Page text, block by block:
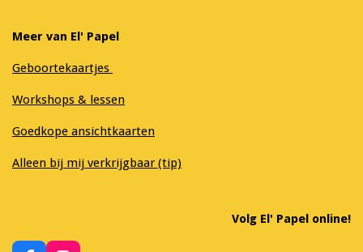
Meer van El' Papel
Geboortekaartjes
Workshops & lessen
Goedkope ansichtkaarten
Alleen bij mij verkrijgbaar (tip)
Volg El' Papel online!